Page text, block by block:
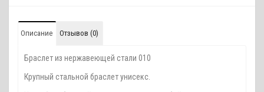
Описание Отзывов (0)
Браслет из нержавеющей стали 010
Крупный стальной браслет унисекс.